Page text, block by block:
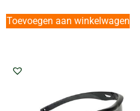
Toevoegen aan winkelwagen